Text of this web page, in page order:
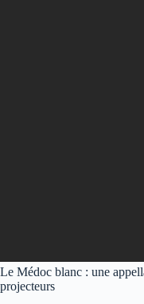
Le Médoc blanc : une
projecteurs